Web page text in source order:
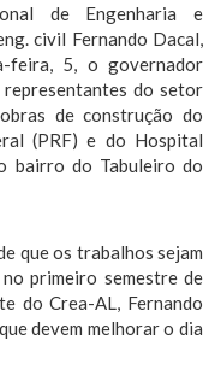
de Engenharia e
civil Fernando Dacal,
feira, 5, o governador
do setor
de construção do
(PRF) e do Hospital
bairro do Tabuleiro do
que os trabalhos sejam
primeiro semestre de
do Crea-AL, Fernando
devem melhorar o dia